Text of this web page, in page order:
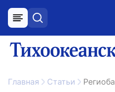
меню поиск
Главная Статьи